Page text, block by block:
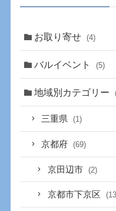
お取り寄せ (4)
バルイベント (5)
地域別カテゴリー
三重県 (1)
京都府 (69)
京田辺市 (2)
京都市下京区